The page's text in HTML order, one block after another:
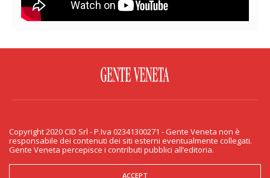
PRIVACY & COOKIE
Copyright 2020 CID Srl - P.Iva 02341300271 - Gente Veneta non è responsabile
dei contenuti dei siti esterni eventualmente collegati. Gente Veneta percepisce
i contributi pubblici all’editoria.
Copyright 2020 CID Srl - P.Iva 02341300271 - Gente Veneta non è
responsabile dei contenuti dei siti esterni eventualmente collegati.
Gente Veneta percepisce i contributi pubblici all’editoria.
ACCEPT